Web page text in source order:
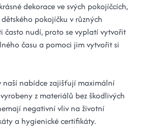
dekorace ve svých pokojíčcích,
pokojíčku v různých
často nudí, proto se vyplatí vytvořit
času a pomoci jim vytvořit si
nabídce zajišťují maximální
z materiálů bez škodlivých
negativní vliv na životní
a hygienické certifikáty.